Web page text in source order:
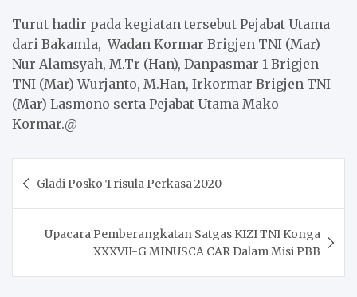
Turut hadir pada kegiatan tersebut Pejabat Utama
dari Bakamla, Wadan Kormar Brigjen TNI (Mar)
Nur Alamsyah, M.Tr (Han), Danpasmar 1 Brigjen
TNI (Mar) Wurjanto, M.Han, Irkormar Brigjen TNI
(Mar) Lasmono serta Pejabat Utama Mako
Kormar.@
navigation
Gladi Posko Trisula Perkasa 2020
Upacara Pemberangkatan Satgas KIZI TNI Konga
XXXVII-G MINUSCA CAR Dalam Misi PBB